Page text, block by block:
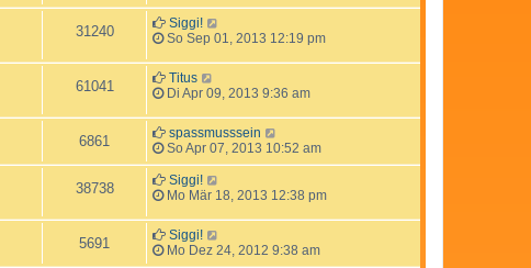
31240
Siggi!
So Sep 01, 2013 12:19 pm
61041
Titus
Di Apr 09, 2013 9:36 am
6861
spassmusssein
So Apr 07, 2013 10:52 am
38738
Siggi!
Mo Mär 18, 2013 12:38 pm
5691
Siggi!
Mo Dez 24, 2012 9:38 am